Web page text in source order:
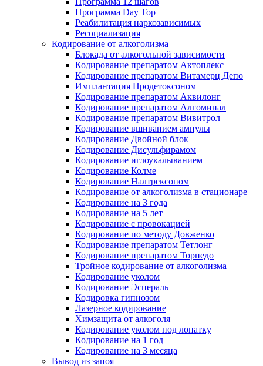
Программа Day Top
Реабилитация наркозависимых
Ресоциализация
Кодирование от алкоголизма
Блокада от алкогольной зависимости
Кодирование препаратом Актоплекс
Кодирование препаратом Витамерц Депо
Имплантация Продетоксоном
Кодирование препаратом Аквилонг
Кодирование препаратом Алгоминал
Кодирование препаратом Вивитрол
Кодирование вшиванием ампулы
Кодирование Двойной блок
Кодирование Дисульфирамом
Кодирование иглоукалыванием
Кодирование Колме
Кодирование Налтрексоном
Кодирование от алкоголизма в стационаре
Кодирование на 3 года
Кодирование на 5 лет
Кодирование с провокацией
Кодирование по методу Довженко
Кодирование препаратом Тетлонг
Кодирование препаратом Торпедо
Тройное кодирование от алкоголизма
Кодирование уколом
Кодирование Эспераль
Кодировка гипнозом
Лазерное кодирование
Химзащита от алкоголя
Кодирование уколом под лопатку
Кодирование на 1 год
Кодирование на 3 месяца
Вывод из запоя